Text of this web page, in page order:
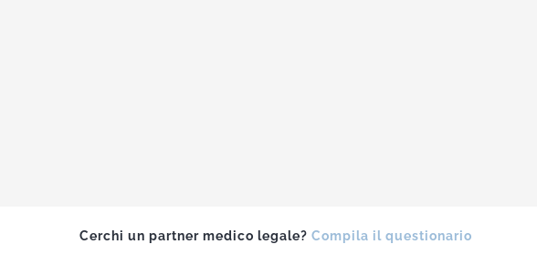
Cerchi un partner medico legale? Compila il questionario